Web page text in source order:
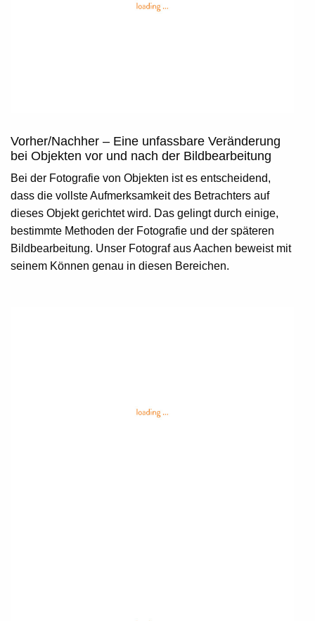
Vorher/Nachher – Eine unfassbare Veränderung
bei Objekten vor und nach der Bildbearbeitung
Bei der Fotografie von Objekten ist es entscheidend,
dass die vollste Aufmerksamkeit des Betrachters auf
dieses Objekt gerichtet wird. Das gelingt durch einige,
bestimmte Methoden der Fotografie und der späteren
Bildbearbeitung. Unser Fotograf aus Aachen beweist mit
seinem Können genau in diesen Bereichen.